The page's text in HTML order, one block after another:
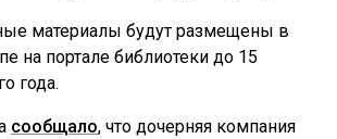
материалы будут размещены в
на портале библиотеки до 15
года.
сообщало, что дочерняя компания